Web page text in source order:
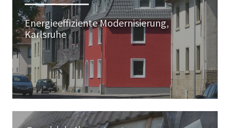
Energieeffiziente Modernisierung,
Karlsruhe